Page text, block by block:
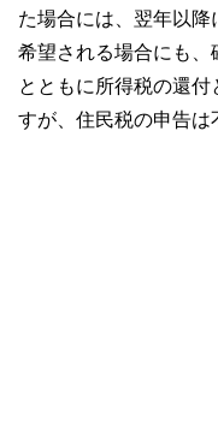
た場合には、翌年以
希望される場合にも
とともに所得税の還付
すが、住民税の申告は